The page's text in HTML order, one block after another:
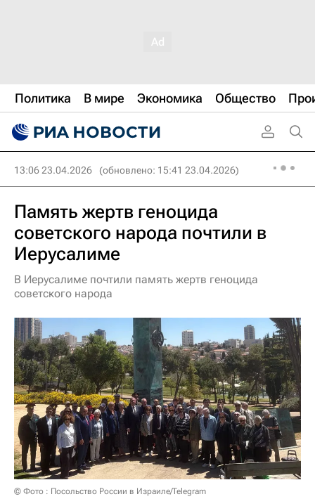
Политика В мире Экономика Общество
13:06 23.04.2026 (обновлено: 15:41 23.04.2026)
Память жертв геноцида
советского народа почтили в
Иерусалиме
В Иерусалиме почтили память жертв геноцида
советского народа
© Фото : Посольство России в Израиле/Telegram